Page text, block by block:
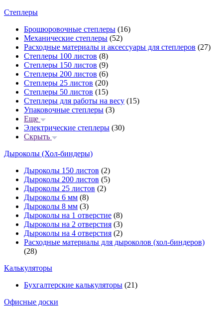
Степлеры
Брошюровочные степлеры (16)
Механические степлеры (52)
Расходные материалы и аксессуары для степлеров (27)
Степлеры 100 листов (8)
Степлеры 150 листов (9)
Степлеры 200 листов (6)
Степлеры 25 листов (20)
Степлеры 50 листов (15)
Степлеры для работы на весу (15)
Упаковочные степлеры (3)
Еще
Электрические степлеры (30)
Скрыть
Дыроколы (Хол-биндеры)
Дыроколы 150 листов (2)
Дыроколы 200 листов (5)
Дыроколы 25 листов (2)
Дыроколы 6 мм (8)
Дыроколы 8 мм (3)
Дыроколы на 1 отверстие (8)
Дыроколы на 2 отверстия (3)
Дыроколы на 4 отверстия (2)
Расходные материалы для дыроколов (хол-биндеров)
(28)
Калькуляторы
Бухгалтерские калькуляторы (21)
Офисные доски